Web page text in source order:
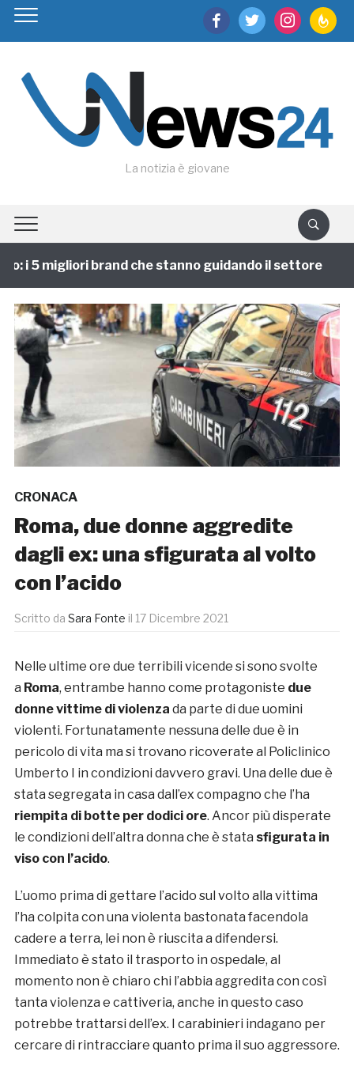
facebooktwitter instagram
La notizia è giovane
i 5 migliori brand che stanno guidando il settore
CRONACA
Roma, due donne aggredite
dagli ex: una sfigurata al volto
con l’acido
Scritto da Sara Fonte il 17 Dicembre 2021
Nelle ultime ore due terribili vicende si sono svolte
a Roma, entrambe hanno come protagoniste due
donne vittime di violenza da parte di due uomini
violenti. Fortunatamente nessuna delle due è in
pericolo di vita ma si trovano ricoverate al Policlinico
Umberto I in condizioni davvero gravi. Una delle due è
stata segregata in casa dall’ex compagno che l’ha
riempita di botte per dodici ore. Ancor più disperate
le condizioni dell’altra donna che è stata sfigurata in
viso con l’acido.
L’uomo prima di gettare l’acido sul volto alla vittima
l’ha colpita con una violenta bastonata facendola
cadere a terra, lei non è riuscita a difendersi.
Immediato è stato il trasporto in ospedale, al
momento non è chiaro chi l’abbia aggredita con così
tanta violenza e cattiveria, anche in questo caso
potrebbe trattarsi dell’ex. I carabinieri indagano per
cercare di rintracciare quanto prima il suo aggressore.